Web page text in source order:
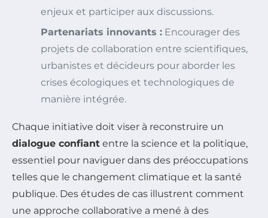
enjeux et participer aux discussions.
Partenariats innovants : Encourager des
projets de collaboration entre scientifiques,
urbanistes et décideurs pour aborder les
crises écologiques et technologiques de
manière intégrée.
Chaque initiative doit viser à reconstruire un
dialogue confiant entre la science et la politique,
essentiel pour naviguer dans des préoccupations
telles que le changement climatique et la santé
publique. Des études de cas illustrent comment
une approche collaborative a mené à des